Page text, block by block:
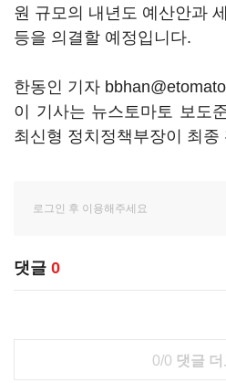
원 규모의 내년도 예산안과
등을 의결할 예정입니다.
한동인 기자
이 기사는 뉴스토마토 보도
최신형 정치정책부장이 최종
댓글 0
0/0 댓글 더